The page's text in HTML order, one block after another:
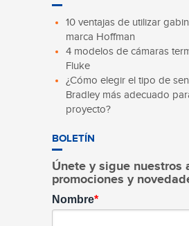
10 ventajas de utilizar
marca Hoffman
4 modelos de cámaras
Fluke
¿Cómo elegir el tipo de
Bradley más adecuado
proyecto?
BOLETÍN
Únete y sigue nuestros
promociones y
Nombre*